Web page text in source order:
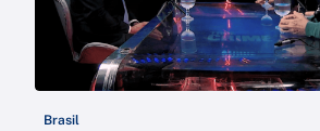
Brasil